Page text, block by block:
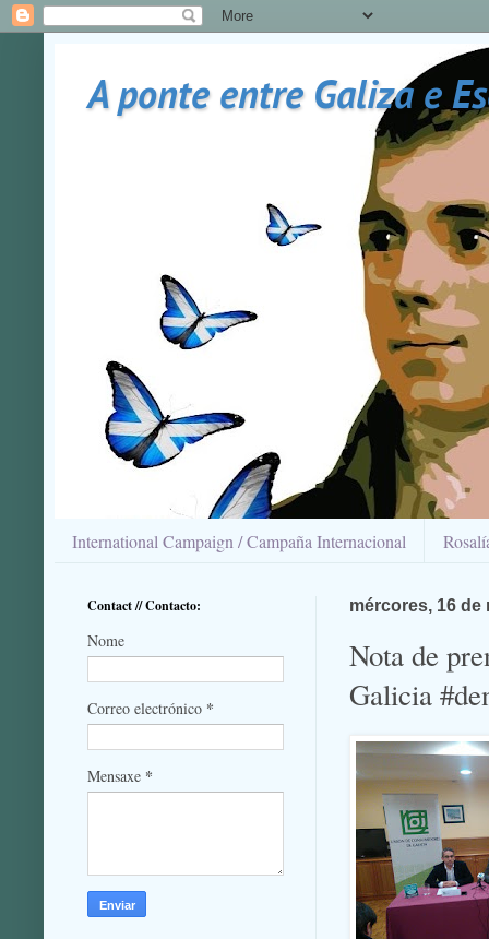
A ponte entre Galiza e
International Campaign / Campaña Internacional
mércores, 16 de
Nota de
Galicia
Contact // Contacto:
Nome
Correo electrónico *
Mensaxe *